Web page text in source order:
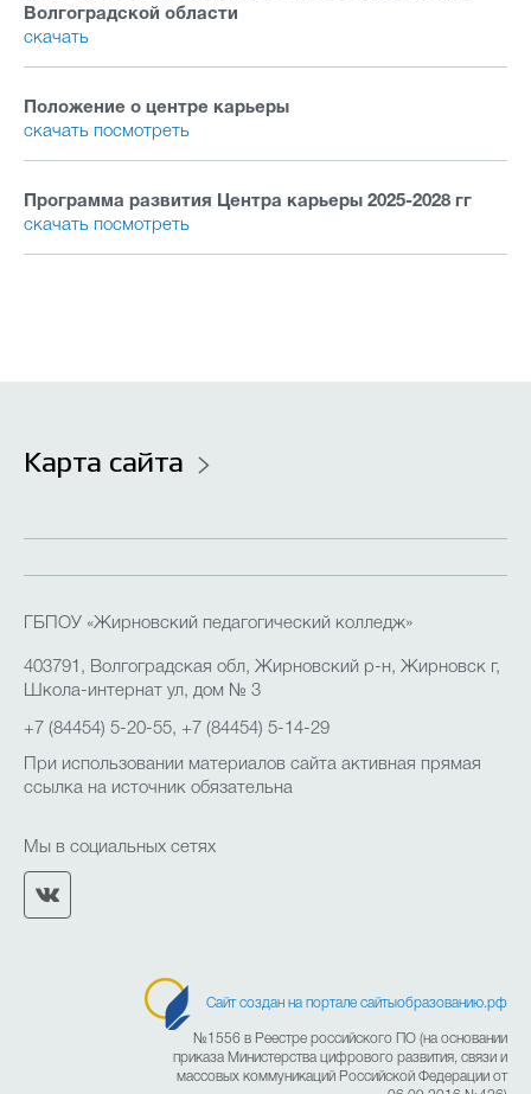
Волгоградской области
скачать
Положение о центре карьеры
скачать посмотреть
Программа развития Центра карьеры 2025-2028 гг
скачать посмотреть
Карта сайта
ГБПОУ «Жирновский педагогический колледж»
403791, Волгоградская обл, Жирновский р-н, Жирновск г,
Школа-интернат ул, дом № 3
+7 (84454) 5-20-55, +7 (84454) 5-14-29
При использовании материалов сайта активная прямая
ссылка на источник обязательна
Мы в социальных сетях
Сайт создан на портале сайтыобразованию.рф
№1556 в Реестре российского ПО (на основании
приказа Министерства цифрового развития, связи и
массовых коммуникаций Российской Федерации от